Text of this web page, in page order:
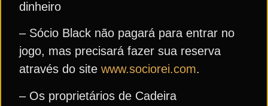
dinheiro
– Sócio Black não pagará para entrar no
jogo, mas precisará fazer sua reserva
através do site www.sociorei.com.
– Os proprietários de Cadeira